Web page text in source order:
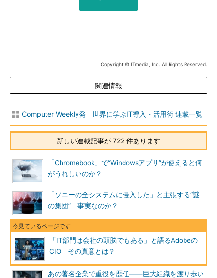
Copyright © ITmedia, Inc. All Rights Reserved.
関連情報
Computer Weekly発 世界に学ぶIT導入・活用術 連載一覧
新しい連載記事が 722 件あります
「Chromebook」で“Windowsアプリ”が使えると何
がうれしいのか？
「ソニーの全システムに侵入した」と主張する“謎
の集団” 事実なのか？
「IT部門は会社の頭脳でもある」と語るAdobeの
CIO その真意とは？
あの著名企業で重役を歴任――巨大組織を渡り歩い